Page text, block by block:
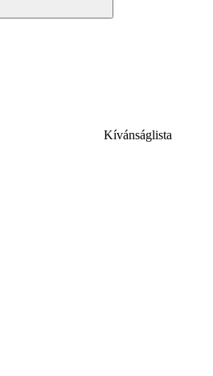
Kívánságlista